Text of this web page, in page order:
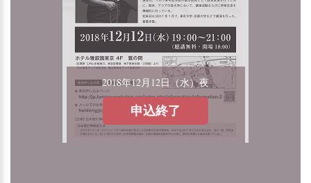
2018年12月12日（水）夜
申込終了